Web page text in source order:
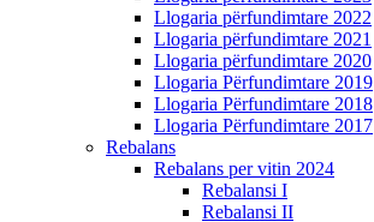
Llogaria përfundimtare 2022
Llogaria përfundimtare 2021
Llogaria përfundimtare 2020
Llogaria Përfundimtare 2019
Llogaria Përfundimtare 2018
Llogaria Përfundimtare 2017
Rebalans
Rebalans per vitin 2024
Rebalansi I
Rebalansi II